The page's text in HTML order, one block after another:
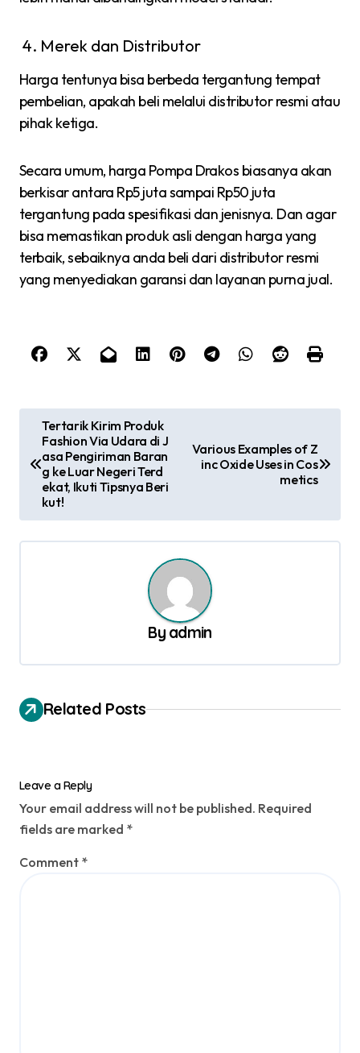
Merek dan Distributor
Harga tentunya bisa berbeda tergantung tempat
pembelian, apakah beli melalui distributor resmi atau
pihak ketiga.
Secara umum, harga Pompa Drakos biasanya akan
berkisar antara Rp5 juta sampai Rp50 juta
tergantung pada spesifikasi dan jenisnya. Dan agar
bisa memastikan produk asli dengan harga yang
terbaik, sebaiknya anda beli dari distributor resmi
yang menyediakan garansi dan layanan purna jual.
n
a
i
Tertarik Kirim Produk
Fashion Via Udara di J
asa Pengiriman Baran
g ke Luar Negeri Terd
ekat, Ikuti Tipsnya Beri
kut!
Various Examples of Z
inc Oxide Uses in Cos
metics
By admin
Related Posts
Leave a Reply
Your email address will not be published. Required
fields are marked *
Comment *